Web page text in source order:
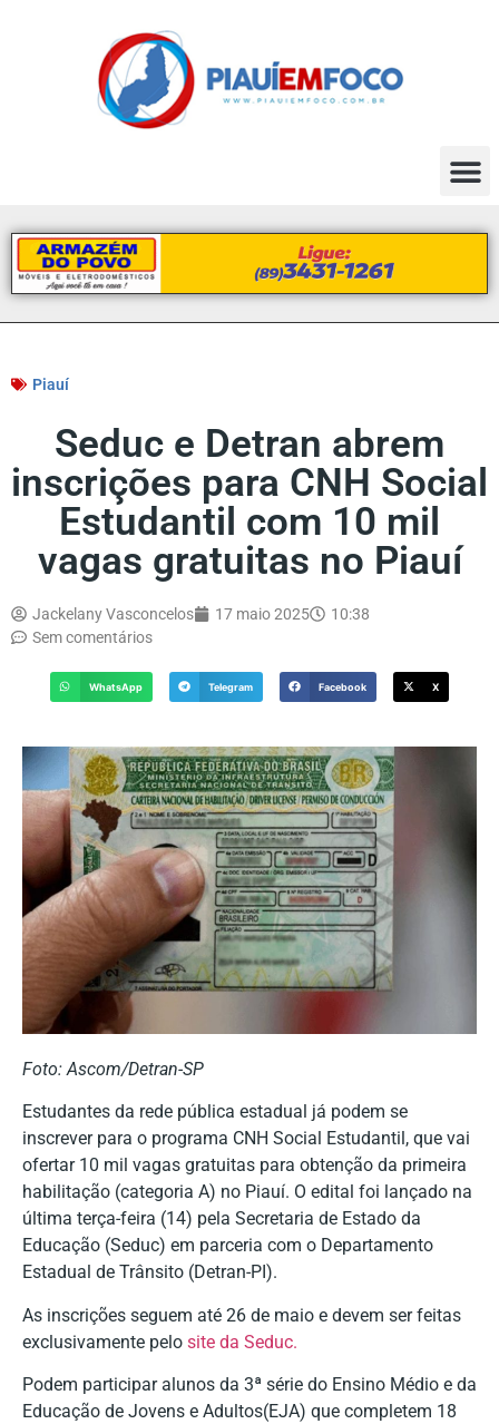
Piauí
Seduc e Detran abrem
inscrições para CNH Social
Estudantil com 10 mil
vagas gratuitas no Piauí
Jackelany Vasconcelos 17 maio 2025
10:38
Sem comentários
WhatsApp Telegram Facebook X
Foto: Ascom/Detran-SP
Estudantes da rede pública estadual já podem se
inscrever para o programa CNH Social Estudantil, que vai
ofertar 10 mil vagas gratuitas para obtenção da primeira
habilitação (categoria A) no Piauí. O edital foi lançado na
última terça-feira (14) pela Secretaria de Estado da
Educação (Seduc) em parceria com o Departamento
Estadual de Trânsito (Detran-PI).
As inscrições seguem até 26 de maio e devem ser feitas
exclusivamente pelo site da Seduc.
Podem participar alunos da 3ª série do Ensino Médio e da
Educação de Jovens e Adultos(EJA) que completem 18